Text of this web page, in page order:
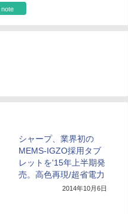
note
シャープ、業界初の
MEMS-IGZO採用タブ
レットを'15年上半期発
売。高色再現/超省電力
2014年10月6日